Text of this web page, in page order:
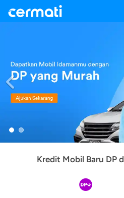
Previous
Kredit Mobil Baru DP